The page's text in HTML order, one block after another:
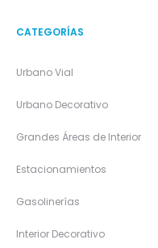
CATEGORÍAS
Urbano Vial
Urbano Decorativo
Grandes Áreas de Interior
Estacionamientos
Gasolinerías
Interior Decorativo